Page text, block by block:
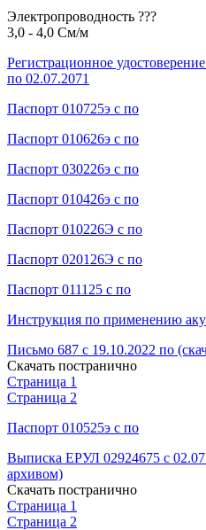
Электропроводность ???
3,0 - 4,0 См/м
Регистрационное
по 02.07.2071
Паспорт 010725э с по
Паспорт 010626э с по
Паспорт 030226э с по
Паспорт 010426э с по
Паспорт 010226Э с по
Паспорт 020126Э с по
Паспорт 011125 с по
Инструкция по применению
Письмо 687 с 19.10.2022 по
Скачать постранично
Страница 1
Страница 2
Паспорт 010525э с по
Выписка ЕРУЛ 02924675 с
архивом)
Скачать постранично
Страница 1
Страница 2